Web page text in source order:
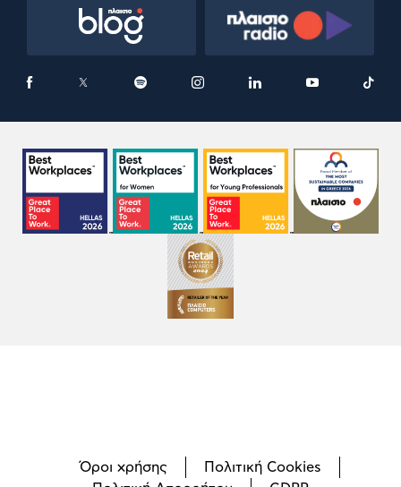
Όροι χρήσης
Πολιτική Cookies